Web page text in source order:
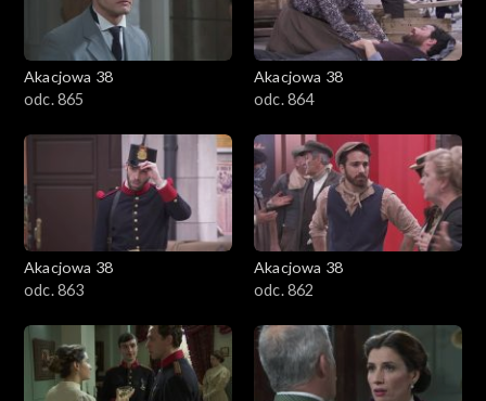
Akacjowa 38
odc. 865
Akacjowa 38
odc. 864
Akacjowa 38
odc. 863
Akacjowa 38
odc. 862